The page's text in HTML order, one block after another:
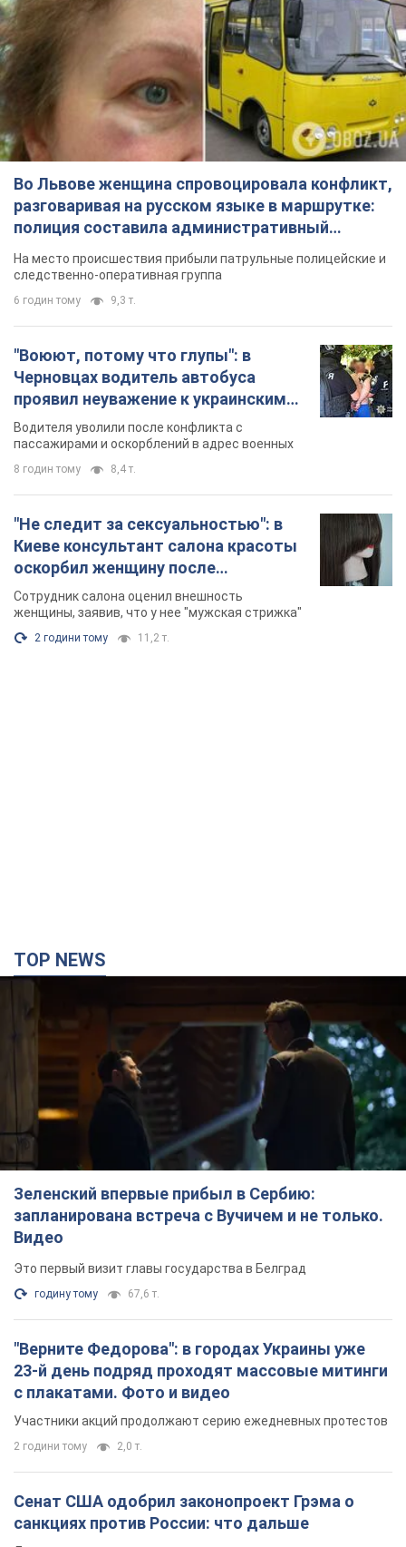
Во Львове женщина спровоцировала конфликт,
разговаривая на русском языке в маршрутке:
полиция составила административный
протокол. Видео
На место происшествия прибыли патрульные полицейские и
следственно-оперативная группа
6 годин тому 9,3 т.
"Воюют, потому что глупы": в
Черновцах водитель автобуса
проявил неуважение к украинским
военным и поплатился за это.
Видео
Водителя уволили после конфликта с
пассажирами и оскорблений в адрес военных
8 годин тому 8,4 т.
"Не следит за сексуальностью": в
Киеве консультант салона красоты
оскорбил женщину после
химиотерапии, разгорелся скандал.
Фото
Сотрудник салона оценил внешность
женщины, заявив, что у нее "мужская стрижка"
2 години тому 11,2 т.
TOP NEWS
Зеленский впервые прибыл в Сербию:
запланирована встреча с Вучичем и не только.
Видео
Это первый визит главы государства в Белград
годину тому 67,6 т.
"Верните Федорова": в городах Украины уже
23-й день подряд проходят массовые митинги
с плакатами. Фото и видео
Участники акций продолжают серию ежедневных протестов
2 години тому 2,0 т.
Сенат США одобрил законопроект Грэма о
санкциях против России: что дальше